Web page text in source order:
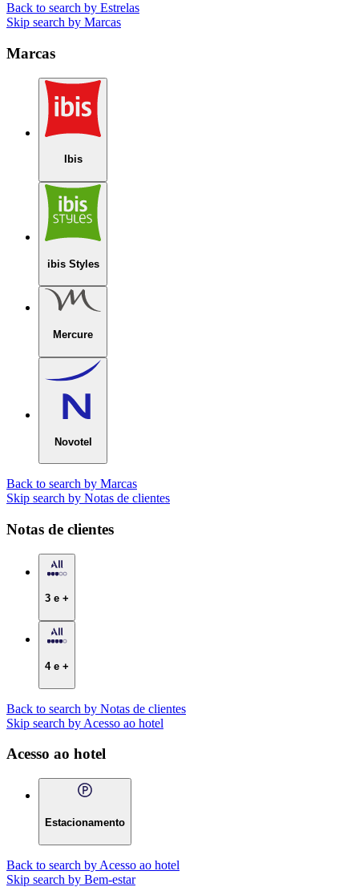
Back to search by Estrelas
Skip search by Marcas
Marcas
Ibis
ibis Styles
Mercure
Novotel
Back to search by Marcas
Skip search by Notas de clientes
Notas de clientes
3 e +
4 e +
Back to search by Notas de clientes
Skip search by Acesso ao hotel
Acesso ao hotel
Estacionamento
Back to search by Acesso ao hotel
Skip search by Bem-estar